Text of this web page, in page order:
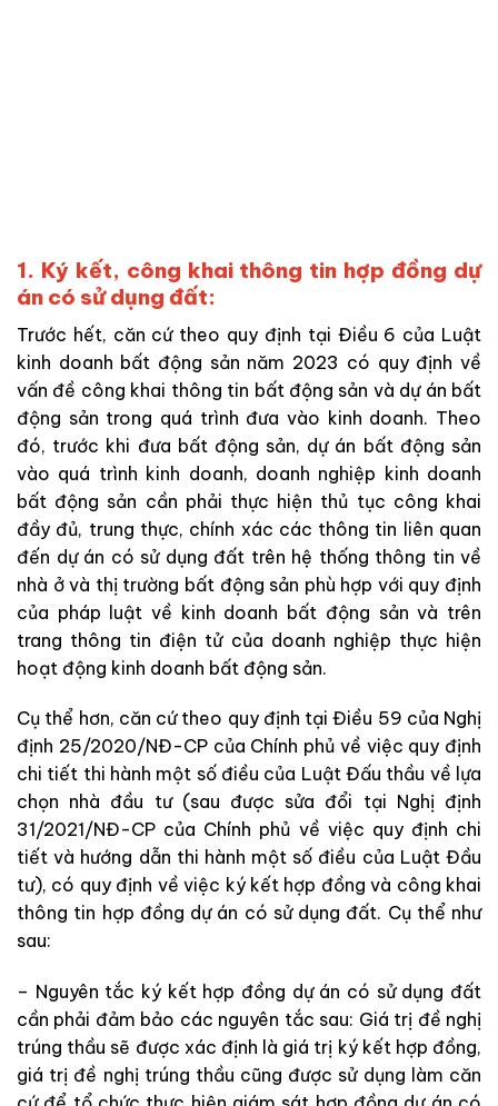
1. Ký kết, công khai thông tin hợp đồng dự
án có sử dụng đất:
Trước hết, căn cứ theo quy định tại Điều 6 của Luật
kinh doanh bất động sản năm 2023 có quy định về
vấn đề công khai thông tin bất động sản và dự án bất
động sản trong quá trình đưa vào kinh doanh. Theo
đó, trước khi đưa bất động sản, dự án bất động sản
vào quá trình kinh doanh, doanh nghiệp kinh doanh
bất động sản cần phải thực hiện thủ tục công khai
đầy đủ, trung thực, chính xác các thông tin liên quan
đến dự án có sử dụng đất trên hệ thống thông tin về
nhà ở và thị trường bất động sản phù hợp với quy định
của pháp luật về kinh doanh bất động sản và trên
trang thông tin điện tử của doanh nghiệp thực hiện
hoạt động kinh doanh bất động sản.
Cụ thể hơn, căn cứ theo quy định tại Điều 59 của Nghị
định 25/2020/NĐ-CP của Chính phủ về việc quy định
chi tiết thi hành một số điều của Luật Đấu thầu về lựa
chọn nhà đầu tư (sau được sửa đổi tại Nghị định
31/2021/NĐ-CP của Chính phủ về việc quy định chi
tiết và hướng dẫn thi hành một số điều của Luật Đầu
tư), có quy định về việc ký kết hợp đồng và công khai
thông tin hợp đồng dự án có sử dụng đất. Cụ thể như
sau:
– Nguyên tắc ký kết hợp đồng dự án có sử dụng đất
cần phải đảm bảo các nguyên tắc sau: Giá trị đề nghị
trúng thầu sẽ được xác định là giá trị ký kết hợp đồng,
giá trị đề nghị trúng thầu cũng được sử dụng làm căn